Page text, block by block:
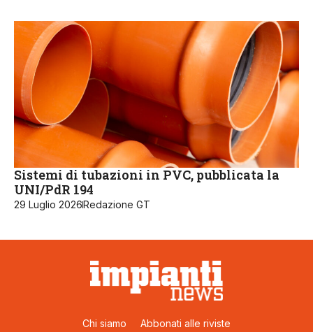
Sistemi di tubazioni in PVC, pubblicata la
UNI/PdR 194
29 Luglio 2026Redazione GT
Chi siamo Abbonati alle riviste